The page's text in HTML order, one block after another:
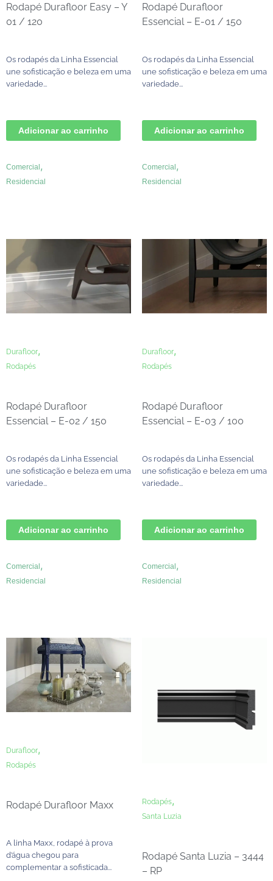
Rodapé Durafloor Easy – Y
01 / 120
Os rodapés da Linha Essencial
une sofisticação e beleza em uma
variedade...
Adicionar ao carrinho
Comercial,
Residencial
Rodapé Durafloor
Essencial – E-01 / 150
Os rodapés da Linha Essencial
une sofisticação e beleza em uma
variedade...
Adicionar ao carrinho
Comercial,
Residencial
Durafloor,
Rodapés
Rodapé Durafloor
Essencial – E-02 / 150
Os rodapés da Linha Essencial
une sofisticação e beleza em uma
variedade...
Adicionar ao carrinho
Comercial,
Residencial
Durafloor,
Rodapés
Rodapé Durafloor
Essencial – E-03 / 100
Os rodapés da Linha Essencial
une sofisticação e beleza em uma
variedade...
Adicionar ao carrinho
Comercial,
Residencial
Durafloor,
Rodapés
Rodapé Durafloor Maxx
A linha Maxx, rodapé à prova
d’água chegou para
complementar a sofisticada...
Rodapés,
Santa Luzia
Rodapé Santa Luzia – 3444
– RP